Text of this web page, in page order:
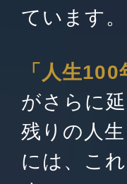
ています。
「人生100
がさらに
残りの人
には、こ